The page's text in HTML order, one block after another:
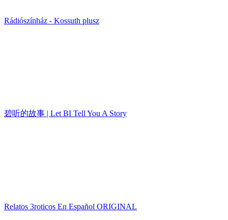
Rádiószínház - Kossuth plusz
碧听的故事 | Let BI Tell You A Story
Relatos 3roticos En Español ORIGINAL